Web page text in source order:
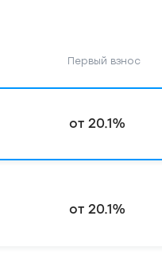
Первый взнос
от 20.1%
от 20.1%